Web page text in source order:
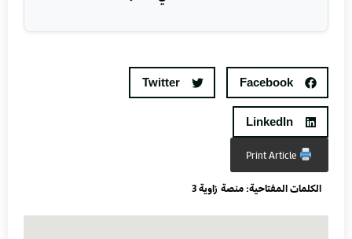
Facebook
Twitter
LinkedIn
Print Article
الكلمات المفتاحية:منصة زاوية 3